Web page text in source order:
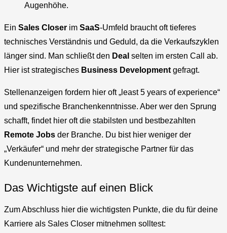
Augenhöhe.
Ein Sales Closer im SaaS-Umfeld braucht oft tieferes
technisches Verständnis und Geduld, da die Verkaufszyklen
länger sind. Man schließt den Deal selten im ersten Call ab.
Hier ist strategisches Business Development gefragt.
Stellenanzeigen fordern hier oft „least 5 years of experience“
und spezifische Branchenkenntnisse. Aber wer den Sprung
schafft, findet hier oft die stabilsten und bestbezahlten
Remote Jobs der Branche. Du bist hier weniger der
„Verkäufer“ und mehr der strategische Partner für das
Kundenunternehmen.
Das Wichtigste auf einen Blick
Zum Abschluss hier die wichtigsten Punkte, die du für deine
Karriere als Sales Closer mitnehmen solltest: